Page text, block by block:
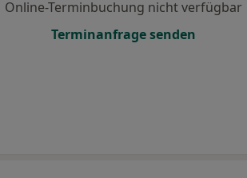
Online-Terminbuchung nicht verfügbar
Terminanfrage senden